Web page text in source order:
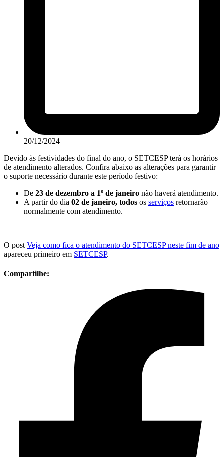
20/12/2024
Devido às festividades do final do ano, o SETCESP terá os horários
de atendimento alterados. Confira abaixo as alterações para garantir
o suporte necessário durante este período festivo:
De 23 de dezembro a 1º de janeiro não haverá atendimento.
A partir do dia 02 de janeiro, todos os serviços retornarão
normalmente com atendimento.
O post Veja como fica o atendimento do SETCESP neste fim de ano
apareceu primeiro em SETCESP.
Compartilhe: